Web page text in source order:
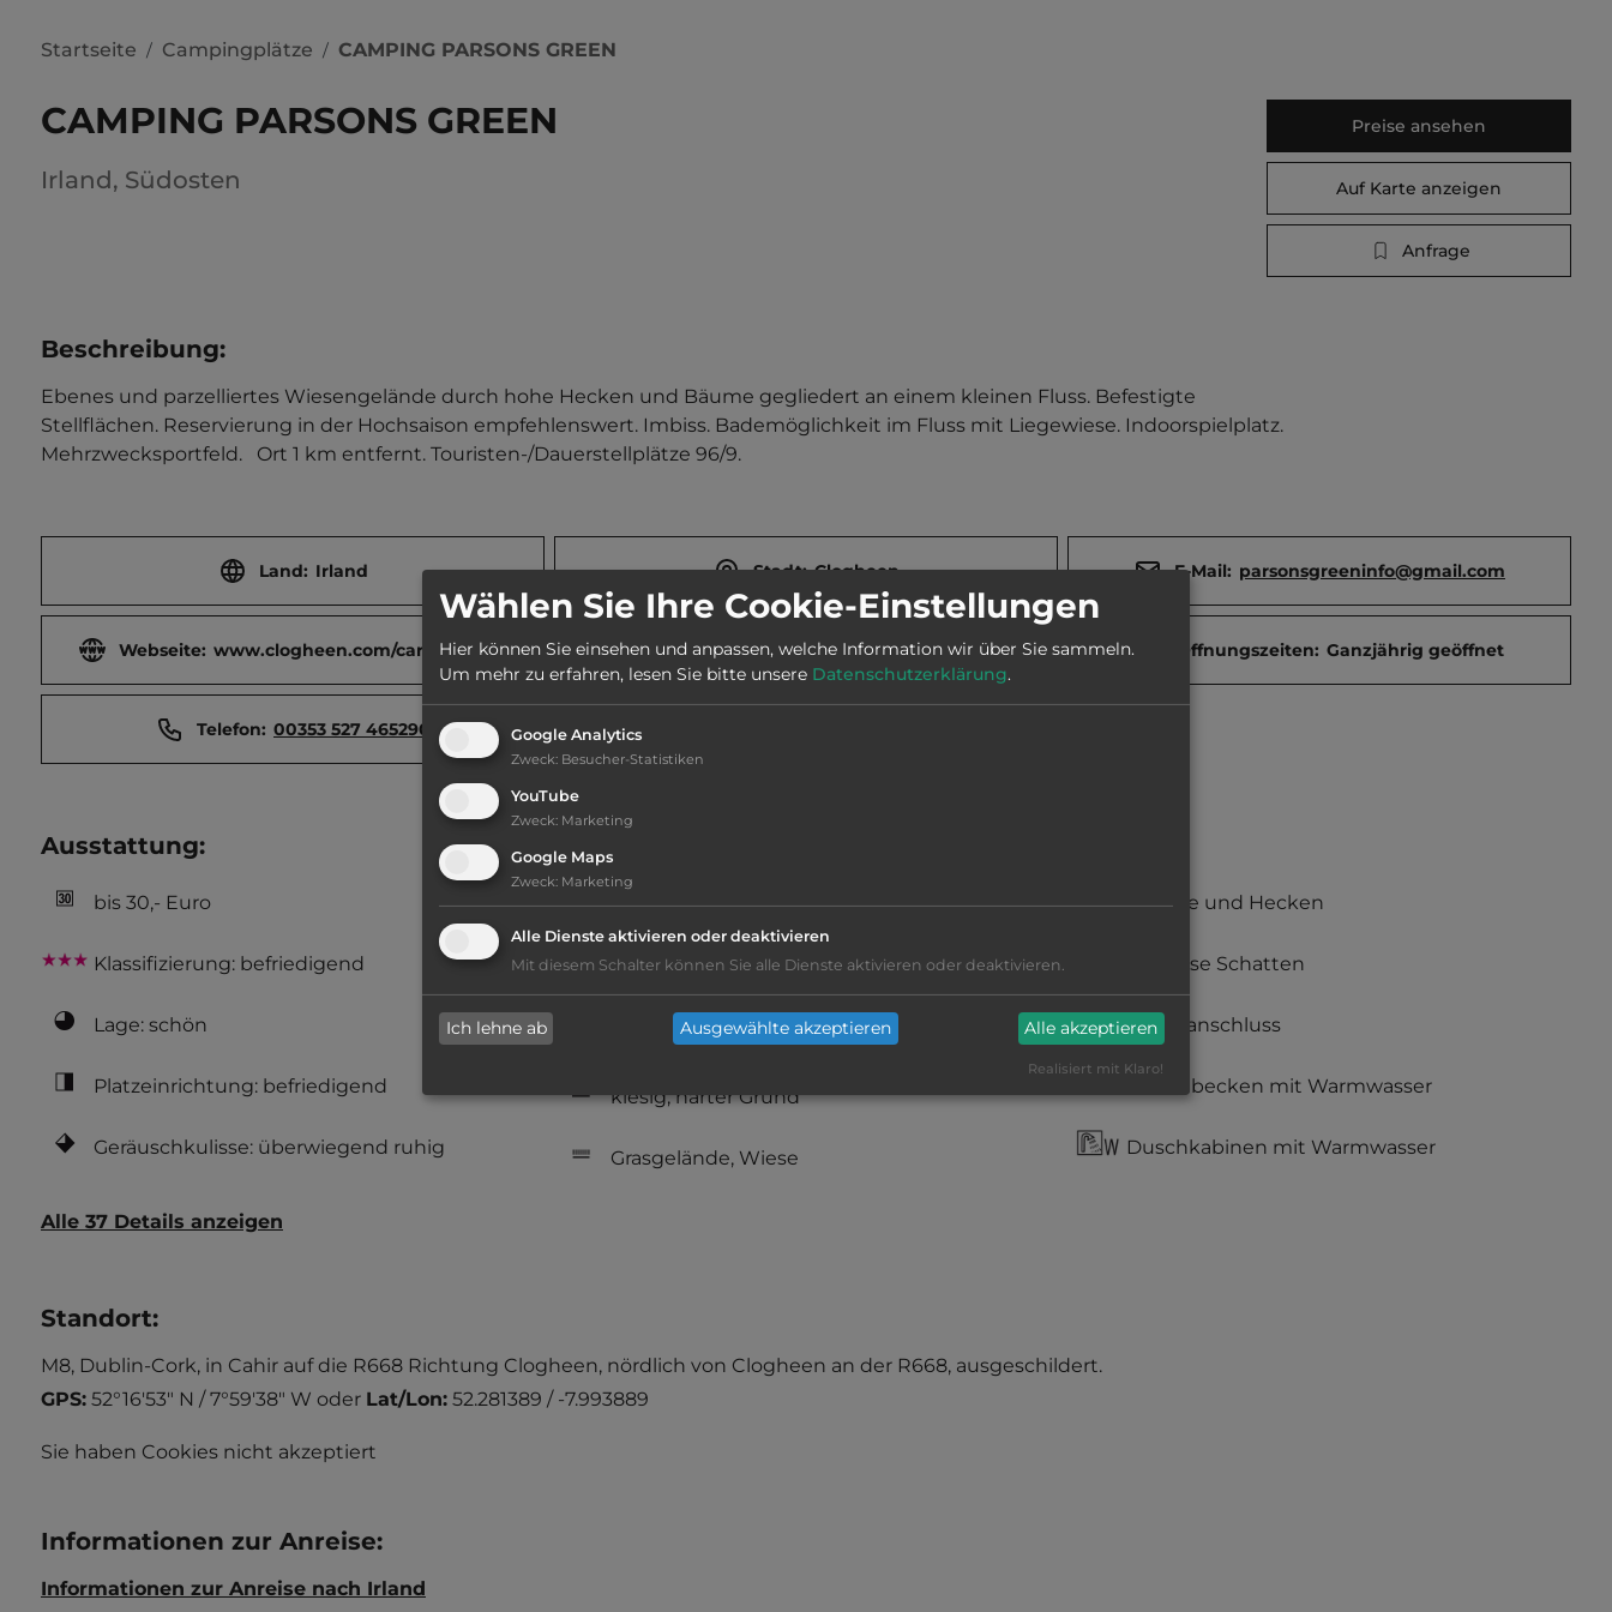
Startseite / Campingplätze / CAMPING PARSONS GREEN
CAMPING PARSONS GREEN
Irland, Südosten
Preise ansehen
Auf Karte anzeigen
Anfrage
Beschreibung:
Ebenes und parzelliertes Wiesengelände durch hohe Hecken und Bäume gegliedert an einem kleinen Fluss. Befestigte
Stellflächen. Reservierung in der Hochsaison empfehlenswert. Imbiss. Bademöglichkeit im Fluss mit Liegewiese. Indoorspielplatz.
Mehrzwecksportfeld.   Ort 1 km entfernt. Touristen-/Dauerstellplätze 96/9.
Land: Irland Stadt: Clogheen E-Mail: parsonsgreeninfo@gmail.com
Webseite: www.clogheen.com/caravan.htm Fläche: 20.000m2 Öffnungszeiten: Ganzjährig geöffnet
Telefon: 00353 527 465290
Ausstattung:
bis 30,- Euro
Klassifizierung: befriedigend
Lage: schön
Platzeinrichtung: befriedigend
Geräuschkulisse: überwiegend ruhig
Hygiene: befriedigend
Service: befriedigend, einige
nur Barzahlung
kiesig, harter Grund
Grasgelände, Wiese
Büsche und Hecken
teilweise Schatten
Stromanschluss
Waschbecken mit Warmwasser
Duschkabinen mit Warmwasser
Alle 37 Details anzeigen
Standort:
M8, Dublin-Cork, in Cahir auf die R668 Richtung Clogheen, nördlich von Clogheen an der R668, ausgeschildert.
GPS: 52°16'53" N / 7°59'38" W oder Lat/Lon: 52.281389 / -7.993889
Sie haben Cookies nicht akzeptiert
Informationen zur Anreise:
Informationen zur Anreise nach Irland
Wählen Sie Ihre Cookie-Einstellungen
Hier können Sie einsehen und anpassen, welche Information wir über Sie sammeln.
Um mehr zu erfahren, lesen Sie bitte unsere Datenschutzerklärung.
Google Analytics
Zweck: Besucher-Statistiken
YouTube
Zweck: Marketing
Google Maps
Zweck: Marketing
Alle Dienste aktivieren oder deaktivieren
Mit diesem Schalter können Sie alle Dienste aktivieren oder deaktivieren.
Ich lehne ab Ausgewählte akzeptieren Alle akzeptieren
Realisiert mit Klaro!